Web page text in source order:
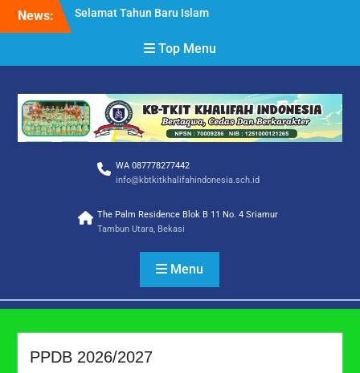
News:
Selamat Hari Raya Idul
SELAMAT DAN SUKSES
SISWA/I TKIT KHALIFAH
Top Menu
WA 087778277442
info@kbtkitkhalifahindonesia.sch.id
The Palm Residence Blok B 11 No. 4 Sriamur
Tambun Utara, Bekasi
Menu
PPDB 2026/2027